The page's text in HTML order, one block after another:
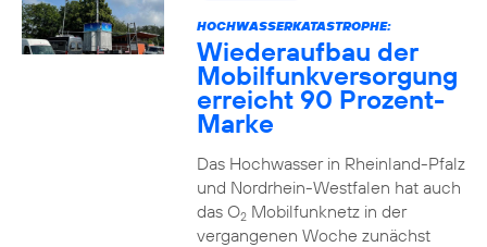
HOCHWASSERKATASTROPHE:
Wiederaufbau der
Mobilfunkversorgung
erreicht 90 Prozent-
Marke
Das Hochwasser in Rheinland-Pfalz
und Nordrhein-Westfalen hat auch
das O2Mobilfunknetz in der
vergangenen Woche zunächst